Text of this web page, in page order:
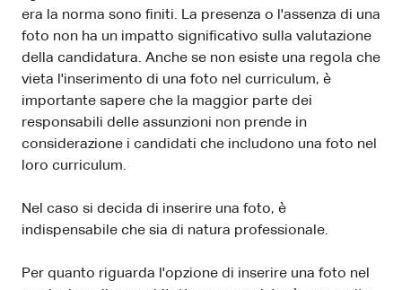
era la norma sono finiti. La presenza o l'assenza di una
foto non ha un impatto significativo sulla valutazione
della candidatura. Anche se non esiste una regola che
vieta l'inserimento di una foto nel curriculum, è
importante sapere che la maggior parte dei
responsabili delle assunzioni non prende in
considerazione i candidati che includono una foto nel
loro curriculum.
Nel caso si decida di inserire una foto, è
indispensabile che sia di natura professionale.
Per quanto riguarda l'opzione di inserire una foto nel